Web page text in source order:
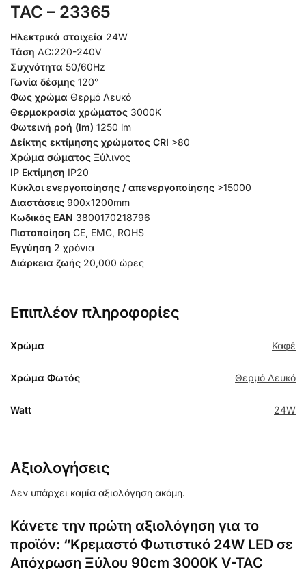
TAC – 23365
Ηλεκτρικά στοιχεία 24W
Τάση AC:220-240V
Συχνότητα 50/60Hz
Γωνία δέσμης 120°
Φως χρώμα Θερμό Λευκό
Θερμοκρασία χρώματος 3000K
Φωτεινή ροή (lm) 1250 lm
Δείκτης εκτίμησης χρώματος CRI >80
Χρώμα σώματος Ξύλινος
IP Εκτίμηση IP20
Κύκλοι ενεργοποίησης / απενεργοποίησης >15000
Διαστάσεις 900x1200mm
Κωδικός EAN 3800170218796
Πιστοποίηση CE, EMC, ROHS
Εγγύηση 2 χρόνια
Διάρκεια ζωής 20,000 ώρες
Επιπλέον πληροφορίες
Χρώμα Καφέ
Χρώμα Φωτός Θερμό Λευκό
Watt 24W
Αξιολογήσεις
Δεν υπάρχει καμία αξιολόγηση ακόμη.
Κάνετε την πρώτη αξιολόγηση για το
προϊόν: “Κρεμαστό Φωτιστικό 24W LED σε
Απόχρωση Ξύλου 90cm 3000K V-TAC